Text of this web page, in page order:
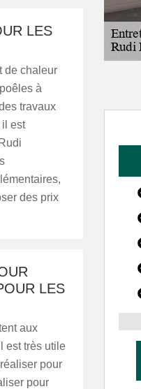
LES
de chaleur
à
travaux
est
des prix
LES
aux
est très utile
pour
pour